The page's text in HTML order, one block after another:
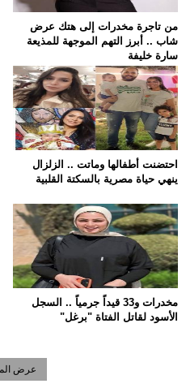
من تاجرة مخدرات إلى هتك عرض
شاب .. أبرز التهم الموجهة للمذيعة
سارة خليفة
احتضنت أطفالها وماتت .. الزلزال
ينهي حياة مصرية بالسكتة القلبية
مخدرات و33 قيداً جرمياً .. السجل
الأسود لقاتل الفتاة "برغل"
عرض